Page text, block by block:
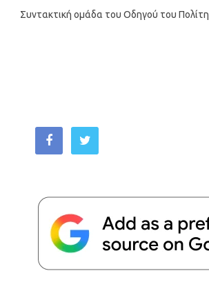
Συντακτική ομάδα του Οδηγού του Πολίτη